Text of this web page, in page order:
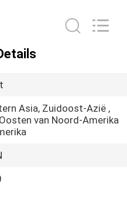
Asia, Zuidoost-Azië ,
van Noord-Amerika